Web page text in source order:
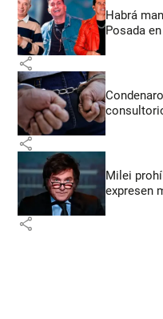
Habrá
Posada
share
share
Milei
expresen
share